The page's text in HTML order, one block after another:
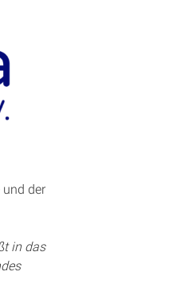
und der
in das